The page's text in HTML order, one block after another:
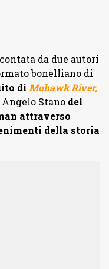
da due autori
bonelliano di
di Mohawk River,
Stano del
attraverso
della storia